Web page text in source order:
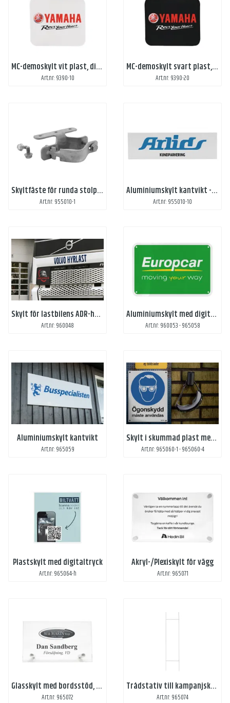
MC-demoskylt vit plast, digitaltryck
Art.nr: 9390-10
MC-demoskylt svart plast, digitaltryck
Art.nr: 9390-20
Skyltfäste för runda stolpar
Art.nr: 955010-1
Aluminiumskylt kantvikt - digitaltryck
Art.nr: 955010-10
Skylt för lastbilens ADR-hållare - digitaltryckt
Art.nr: 960048
Aluminiumskylt med digitaltryck
Art.nr: 960053 - 965058
Aluminiumskylt kantvikt
Art.nr: 965059
Skylt i skummad plast med digitaltryck
Art.nr: 965060-1 - 965060-4
Plastskylt med digitaltryck
Art.nr: 965064-h
Akryl-/Plexiskylt för vägg
Art.nr: 965071
Glasskylt med bordsstöd, kundanpassat tryck
Art.nr: 965072
Trådstativ till kampanjskylt
Art.nr: 965074